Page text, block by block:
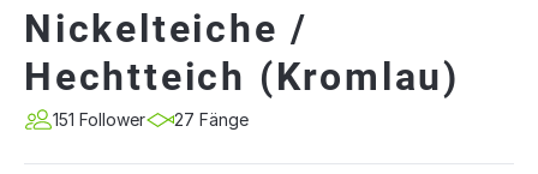
Nickelteiche /
Hechtteich (Kromlau)
151 Follower 27 Fänge